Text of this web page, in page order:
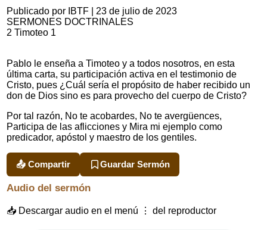
Publicado por IBTF
23 de julio de 2023
SERMONES DOCTRINALES
2 Timoteo 1
Pablo le enseña a Timoteo y a todos nosotros, en esta
última carta, su participación activa en el testimonio de
Cristo, pues ¿Cuál sería el propósito de haber recibido un
don de Dios sino es para provecho del cuerpo de Cristo?
Por tal razón, No te acobardes, No te avergüences,
Participa de las aflicciones y Mira mi ejemplo como
predicador, apóstol y maestro de los gentiles.
📤 Compartir Guardar Sermón
Audio del sermón
📥 Descargar audio en el menú ⋮ del reproductor